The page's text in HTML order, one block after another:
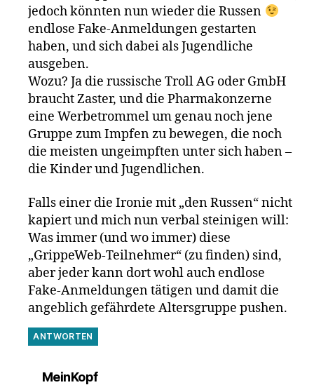
jedoch könnten nun wieder die Russen
endlose Fake-Anmeldungen gestarten
haben, und sich dabei als Jugendliche
ausgeben.
Wozu? Ja die russische Troll AG oder GmbH
braucht Zaster, und die Pharmakonzerne
eine Werbetrommel um genau noch jene
Gruppe zum Impfen zu bewegen, die noch
die meisten ungeimpften unter sich haben –
die Kinder und Jugendlichen.
Falls einer die Ironie mit „den Russen“ nicht
kapiert und mich nun verbal steinigen will:
Was immer (und wo immer) diese
„GrippeWeb-Teilnehmer“ (zu finden) sind,
aber jeder kann dort wohl auch endlose
Fake-Anmeldungen tätigen und damit die
angeblich gefährdete Altersgruppe pushen.
ANTWORTEN
MeinKopfsagt: